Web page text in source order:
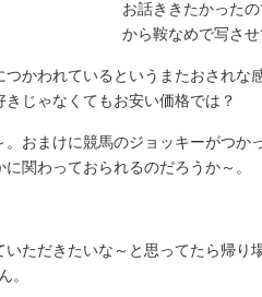
お話ききたかった
から鞍なめで写さ
つかわれているというまたおされな
じゃなくてもお安い価格では？
。おまけに競馬のジョッキーがつか
関わっておられるのだろうか～。
いただきたいな～と思ってたら帰り
。